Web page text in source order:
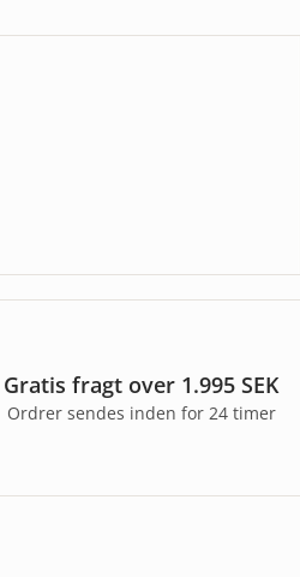
Ordrer sendes inden for 24 timer